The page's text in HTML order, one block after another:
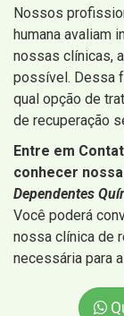
Nossos
humana avaliam
nossas clínicas,
possível. Dessa
qual opção de
de recuperação
Entre em
conhecer nossa
Dependentes
Você poderá
nossa clínica de
necessária para